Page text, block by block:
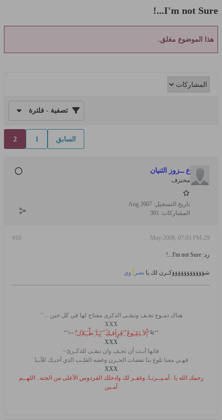
I'm not Sure...!
هذا الموضوع مغلق.
تصفية - فلترة
السابق 1
2
ع ــزوز الثنيان
محترف
تاريخ التسجيل: Aug 2007
المشاركات: 301
#16 29-May-2008, 07:03 PM
رد: I'm not Sure...!
شؤؤؤؤؤؤؤؤؤؤؤكـرن لك يا نصر وي
هناك دمـوع تجـف وتبقـى الذكرى مفتاح لها في كل حين ...’’
XXX
’’>ً‘ إْلآ ِدَِمًِـَِوعً ً‘ِفَِرٍآِقـِكًِ ً‘يَِـَِآ َِطِّـَِـَِلاَِل؛ٌ~<’’
XXX
فانها أبـت أن تجـف وان تبقـى للذكـرىُ~
فهـي معنا تلوع بنا نفضات الحـزن وغصه القلـب الذي آحبـك للآبـدُ
XXX
رحمك الله يا ..آمـيــرنـا..وغفـر لك وادخلك الفردوس الآعلى من الجنه.. اللهــم
آمـين